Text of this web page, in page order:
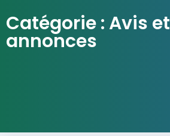
Catégorie : Avis et
annonces